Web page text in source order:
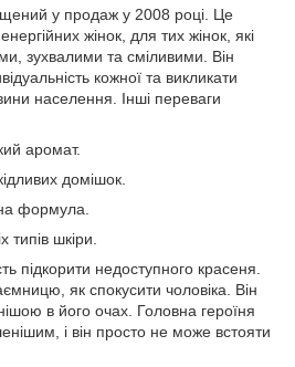
у продаж у 2008 році. Це
жінок, для тих жінок, які
зухвалими та сміливими. Він
кожної та викликати
населення. Інші переваги
аромат.
домішок.
формула.
типів шкіри.
підкорити недоступного красеня.
як спокусити чоловіка. Він
в його очах. Головна героїня
і він просто не може встояти